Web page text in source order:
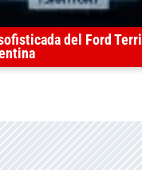
del Ford